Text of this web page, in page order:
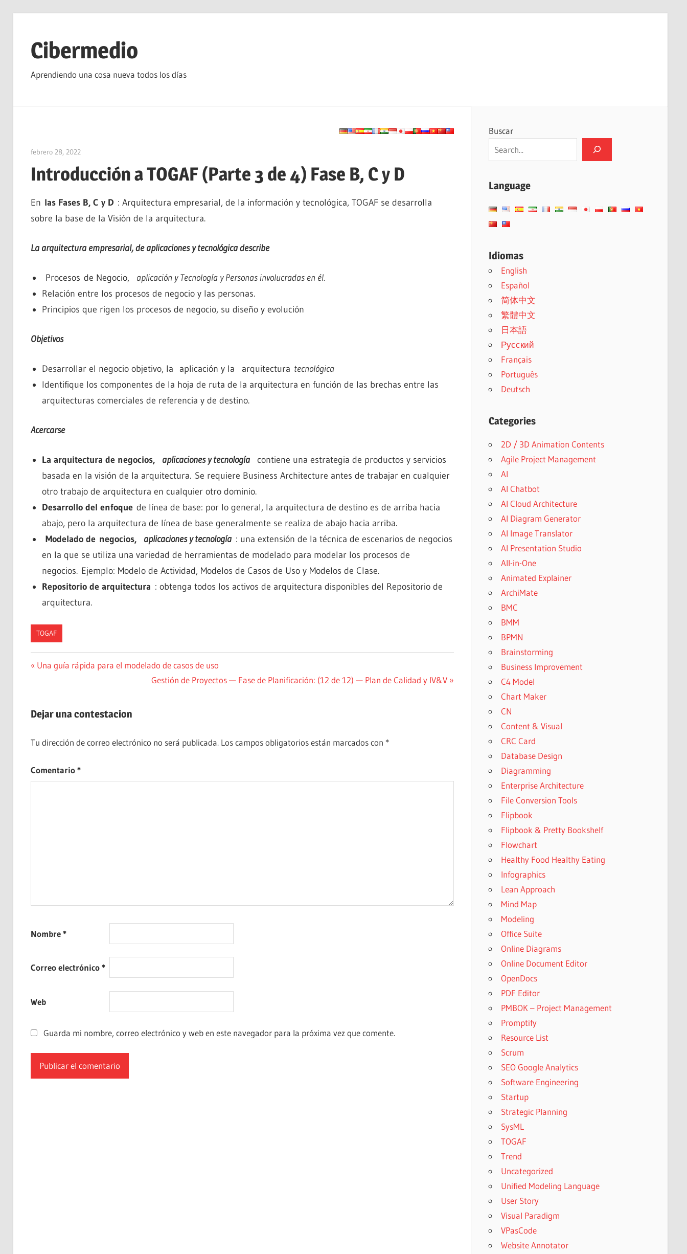
contenido
Cibermedio
Aprendiendo una cosa nueva todos los días
febrero 28, 2022vpvera
Introducción a TOGAF (Parte 3 de 4) Fase B, C y D
En las Fases B, C y D : Arquitectura empresarial, de la información y tecnológica, TOGAF se desarrolla
sobre la base de la Visión de la arquitectura.
La arquitectura empresarial, de aplicaciones y tecnológica describe
Procesos de Negocio, aplicación y Tecnología y Personas involucradas en él.
Relación entre los procesos de negocio y las personas.
Principios que rigen los procesos de negocio, su diseño y evolución
Objetivos
Desarrollar el negocio objetivo, la aplicación y la arquitectura tecnológica
Identifique los componentes de la hoja de ruta de la arquitectura en función de las brechas entre las
arquitecturas comerciales de referencia y de destino.
Acercarse
La arquitectura de negocios, aplicaciones y tecnología contiene una estrategia de productos y servicios
basada en la visión de la arquitectura. Se requiere Business Architecture antes de trabajar en cualquier
otro trabajo de arquitectura en cualquier otro dominio.
Desarrollo del enfoque de línea de base: por lo general, la arquitectura de destino es de arriba hacia
abajo, pero la arquitectura de línea de base generalmente se realiza de abajo hacia arriba.
Modelado de negocios, aplicaciones y tecnología : una extensión de la técnica de escenarios de negocios
en la que se utiliza una variedad de herramientas de modelado para modelar los procesos de
negocios. Ejemplo: Modelo de Actividad, Modelos de Casos de Uso y Modelos de Clase.
Repositorio de arquitectura : obtenga todos los activos de arquitectura disponibles del Repositorio de
arquitectura.
TOGAF
Navegación
entradas
Entrada
Una guía rápida para el modelado de casos de uso
Siguiente
Gestión de Proyectos — Fase de Planificación: (12 de 12) — Plan de Calidad y IV&V
Dejar una contestacion
Tu dirección de correo electrónico no será publicada. Los campos obligatorios están marcados con *
Comentario*
Nombre*
Correo electrónico*
Web
Guarda mi nombre, correo electrónico y web en este navegador para la próxima vez que comente.
Buscar
Language
Idiomas
English
Español
简体中文
繁體中文
日本語
Русский
Français
Português
Deutsch
Categories
2D / 3D Animation Contents
Agile Project Management
AI
AI Chatbot
AI Cloud Architecture
AI Diagram Generator
AI Image Translator
AI Presentation Studio
All-in-One
Animated Explainer
ArchiMate
BMC
BMM
BPMN
Brainstorming
Business Improvement
C4 Model
Chart Maker
CN
Content & Visual
CRC Card
Database Design
Diagramming
Enterprise Architecture
File Conversion Tools
Flipbook
Flipbook & Pretty Bookshelf
Flowchart
Healthy Food Healthy Eating
Infographics
Lean Approach
Mind Map
Modeling
Office Suite
Online Diagrams
Online Document Editor
OpenDocs
PDF Editor
PMBOK – Project Management
Promptify
Resource List
Scrum
SEO Google Analytics
Software Engineering
Startup
Strategic Planning
SysML
TOGAF
Trend
Uncategorized
Unified Modeling Language
User Story
Visual Paradigm
VPasCode
Website Annotator